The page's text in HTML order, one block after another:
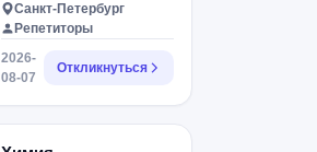
Санкт-Петербург
Репетиторы
2026-
08-07
Откликнуться